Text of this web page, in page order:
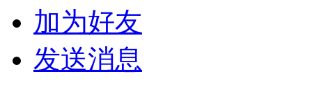
加为好友
发送消息